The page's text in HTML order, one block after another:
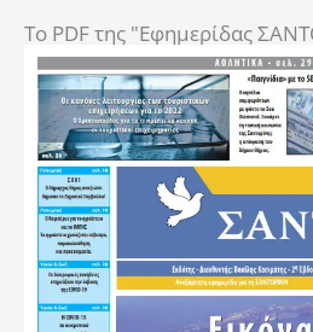
To PDF της "Εφημερίδας